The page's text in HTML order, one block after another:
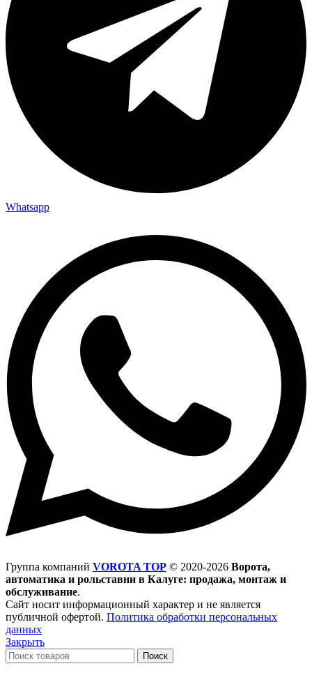
Whatsapp
Группа компаний VOROTA TOP © 2020-2026 Ворота,
автоматика и рольставни в Калуге: продажа, монтаж и
обслуживание.
Сайт носит информационный характер и не является
публичной офертой. Политика обработки персональных
данных
Закрыть
Поиск